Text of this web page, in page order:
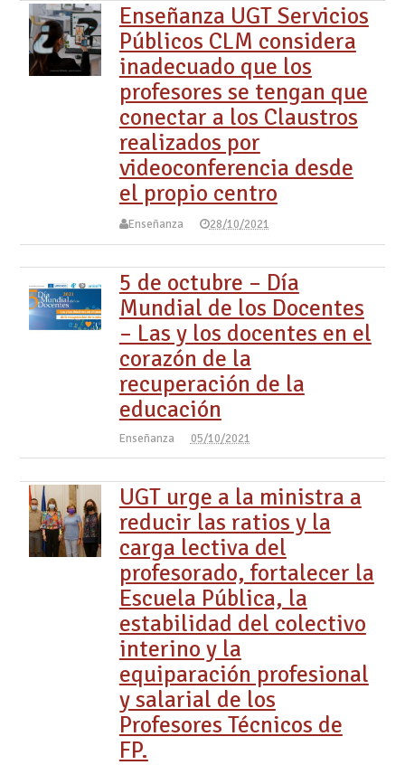
Enseñanza UGT Servicios
Públicos CLM considera
inadecuado que los
profesores se tengan que
conectar a los Claustros
realizados por
videoconferencia desde
el propio centro
Enseñanza 28/10/2021
5 de octubre – Día
Mundial de los Docentes
– Las y los docentes en el
corazón de la
recuperación de la
educación
Enseñanza 05/10/2021
UGT urge a la ministra a
reducir las ratios y la
carga lectiva del
profesorado, fortalecer la
Escuela Pública, la
estabilidad del colectivo
interino y la
equiparación profesional
y salarial de los
Profesores Técnicos de
FP.